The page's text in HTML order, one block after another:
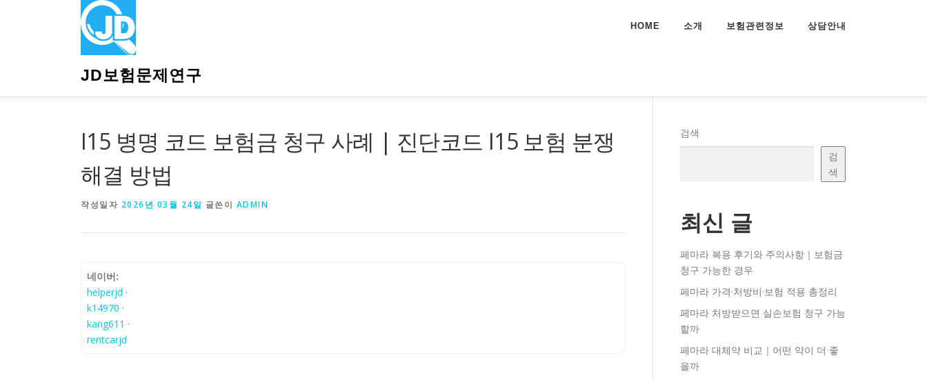
JD보험문제연구
HOME 소개 보험관련정보 상담안내
I15 병명 코드 보험금 청구 사례 | 진단코드 I15 보험 분쟁
해결 방법
작성일자 2026년 03월 24일 글쓴이 ADMIN
네이버:
helperjd ·
k14970 ·
kang611 ·
rentcarjd
검색
검
색
최신 글
페마라 복용 후기와 주의사항｜보험금
청구 가능한 경우
페마라 가격·처방비·보험 적용 총정리
페마라 처방받으면 실손보험 청구 가능
할까
페마라 대체약 비교｜어떤 약이 더 좋
을까